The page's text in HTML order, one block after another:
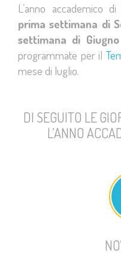
L’anno accademico
prima settimana di
settimana di Giugno
programmate per il
mese di luglio.
DI SEGUITO LE
L’ANNO